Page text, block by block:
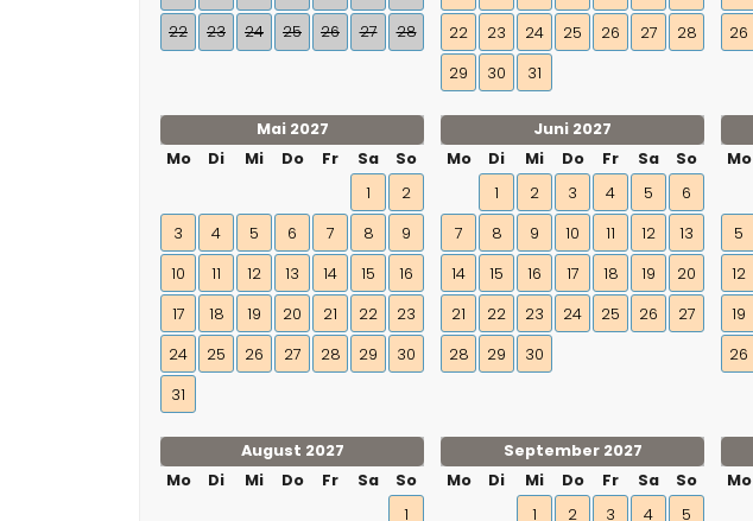
22
23 24 25 26 27 28
22
23 24 25 26 27
28
29
30 31
26
Mai 2027
Mo
Di Mi Do Fr Sa
So
1
2
3
4 5 6 7 8
9
10
11 12 13 14 15
16
17
18 19 20 21 22
23
24
25 26 27 28 29
30
31
Juni 2027
Mo
Di Mi Do Fr Sa
So
1
2 3 4 5
6
7
8 9 10 11 12
13
14
15 16 17 18 19
20
21
22 23 24 25 26
27
28
29 30
Mo
5
12
19
26
August 2027
Mo
Di Mi Do Fr Sa
So
1
September 2027
Mo
Di Mi Do Fr Sa
So
1
2 3 4 5
Mo